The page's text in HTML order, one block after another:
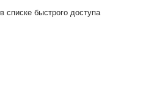
в списке быстрого доступа